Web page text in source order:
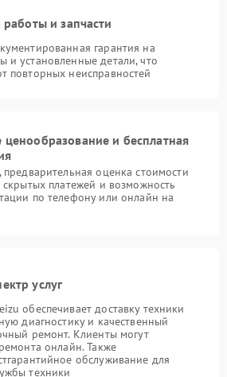
работы и запчасти
гарантия на
и установленные детали, что
повторных неисправностей
ценообразование и бесплатная
оценка стоимости
скрытых платежей и возможность
по телефону или онлайн на
услуг
обеспечивает доставку техники
диагностику и качественный
ремонт. Клиенты могут
онлайн. Также
обслуживание для
техники